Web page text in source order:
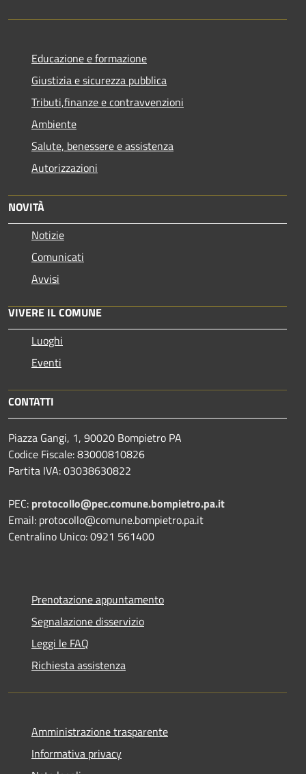
Educazione e formazione
Giustizia e sicurezza pubblica
Tributi,finanze e contravvenzioni
Ambiente
Salute, benessere e assistenza
Autorizzazioni
NOVITÀ
Notizie
Comunicati
Avvisi
VIVERE IL COMUNE
Luoghi
Eventi
CONTATTI
Piazza Gangi, 1, 90020 Bompietro PA
Codice Fiscale: 83000810826
Partita IVA: 03038630822
PEC: protocollo@pec.comune.bompietro.pa.it
Email: protocollo@comune.bompietro.pa.it
Centralino Unico: 0921 561400
Prenotazione appuntamento
Segnalazione disservizio
Leggi le FAQ
Richiesta assistenza
Amministrazione trasparente
Informativa privacy